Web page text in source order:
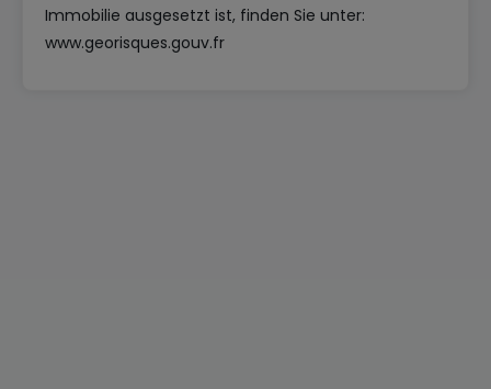
Immobilie ausgesetzt ist, finden Sie unter:
www.georisques.gouv.fr